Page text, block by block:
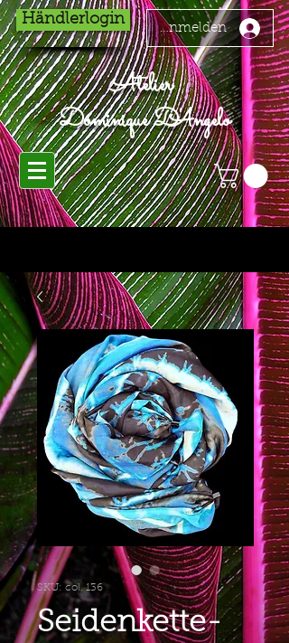
Händlerlogin
Anmelden
Atelier
Dominique D'Angelo
SKU: col. 136
Seidenkette-